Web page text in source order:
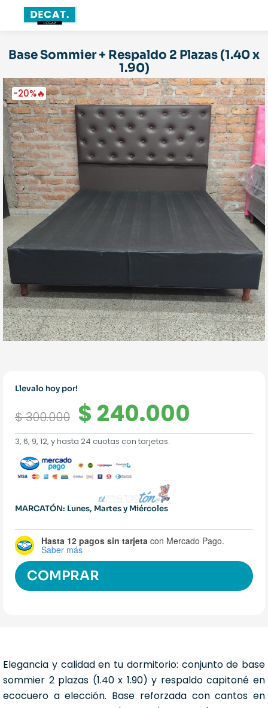
Base Sommier + Respaldo 2 Plazas (1.40 x
1.90)
-20%🔥
Llevalo hoy por!
$300.000 El
precio
original
era:
$ 300.000.
$ 240.000
precio
3, 6, 9, 12, y hasta 24 cuotas con tarjetas.
MARCATÓN: Lunes, Martes y Miércoles
Hasta 12 pagos sin tarjeta con Mercado Pago.
Saber más
COMPRAR
Elegancia y calidad en tu dormitorio: conjunto de base
sommier 2 plazas (1.40 x 1.90) y respaldo capitoné en
ecocuero a elección. Base reforzada con cantos en